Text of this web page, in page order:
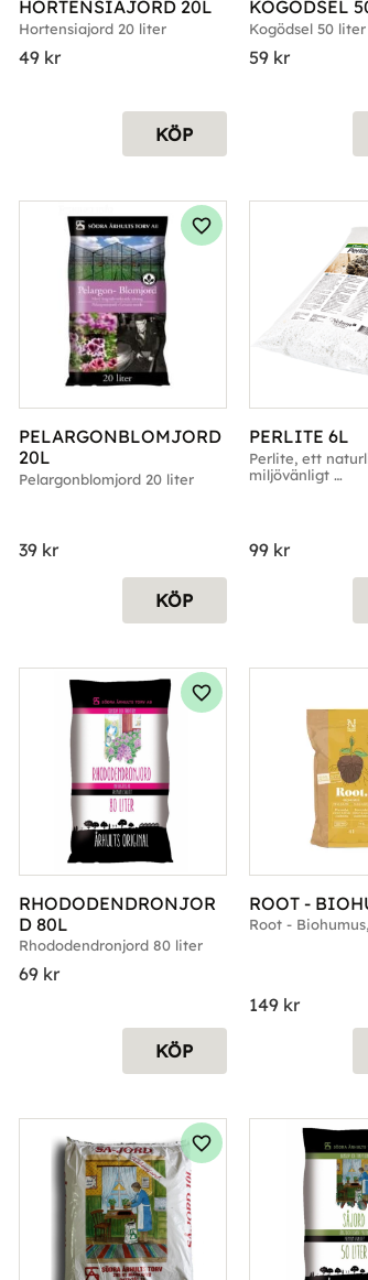
HORTENSIAJORD 20L
Hortensiajord 20 liter
49kr
KÖP
KOGÖDSEL
Kogödsel 50 liter
59kr
till i favoriter
PELARGONBLOMJORD
20L
Pelargonblomjord 20 liter
39kr
Lägg till i favoriter
KÖP
PERLITE 6L
Perlite, ett
miljövänligt
99kr
till i favoriter
RHODODENDRONJOR
D 80L
Rhododendronjord 80 liter
69kr
Lägg till i favoriter
KÖP
ROOT -
Root -
149kr
till i favoriter Lägg till i favoriter